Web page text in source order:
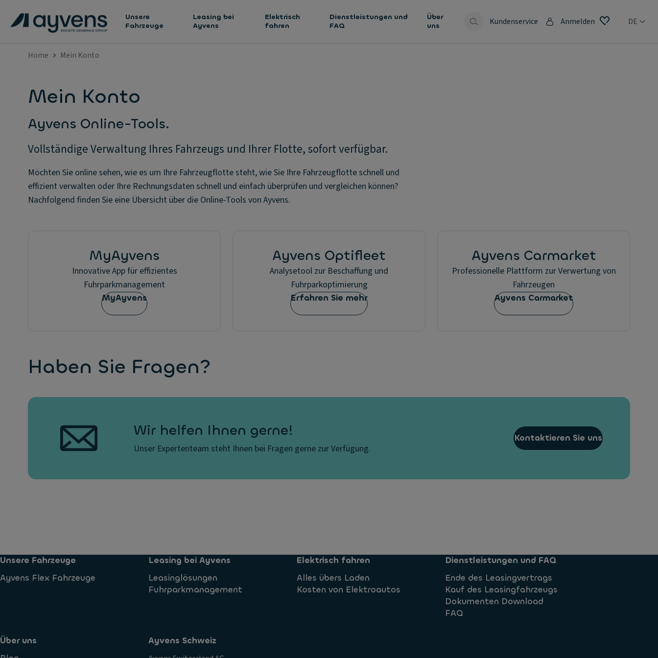
Unsere
Fahrzeuge
Leasing bei
Ayvens
Elektrisch
fahren
Dienstleistungen und
FAQ
Über
uns
Kundenservice Anmelden DE
Home Mein Konto
Mein Konto
Ayvens Online-Tools.
Vollständige Verwaltung Ihres Fahrzeugs und Ihrer Flotte, sofort verfügbar.
Möchten Sie online sehen, wie es um Ihre Fahrzeugflotte steht, wie Sie Ihre Fahrzeugflotte schnell und
effizient verwalten oder Ihre Rechnungsdaten schnell und einfach überprüfen und vergleichen können?
Nachfolgend finden Sie eine Übersicht über die Online-Tools von Ayvens.
MyAyvens
Innovative App für effizientes
Fuhrparkmanagement
MyAyvens
Ayvens Optifleet
Analysetool zur Beschaffung und
Fuhrparkoptimierung
Erfahren Sie mehr
Ayvens Carmarket
Professionelle Plattform zur Verwertung von
Fahrzeugen
Ayvens Carmarket
Haben Sie Fragen?
Wir helfen Ihnen gerne!
Unser Expertenteam steht Ihnen bei Fragen gerne zur Verfügung.
Kontaktieren Sie uns
Unsere Fahrzeuge
Ayvens Flex Fahrzeuge
Leasing bei Ayvens
Leasinglösungen
Fuhrparkmanagement
Elektrisch fahren
Alles übers Laden
Kosten von Elektroautos
Dienstleistungen und FAQ
Ende des Leasingvertrags
Kauf des Leasingfahrzeugs
Dokumenten Download
FAQ
Über uns
Ayvens Schweiz